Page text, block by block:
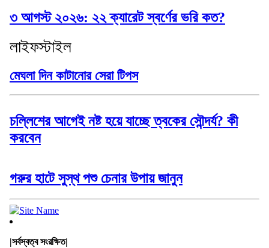
৩ আগস্ট ২০২৬: ২২ ক্যারেট স্বর্ণের ভরি কত?
লাইফস্টাইল
মেঘলা দিন কাটানোর সেরা টিপস
চল্লিশের আগেই নষ্ট হয়ে যাচ্ছে ত্বকের সৌন্দর্য? কী
করবেন
গরুর হাটে সুস্থ পশু চেনার উপায় জানুন
|সর্বস্বত্ব সংরক্ষিত|